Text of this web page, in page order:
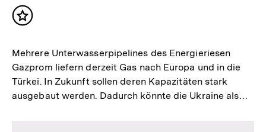
Inhalt
Mehrere Unterwasserpipelines des Energieriesen
Gazprom liefern derzeit Gas nach Europa und in die
Türkei. In Zukunft sollen deren Kapazitäten stark
ausgebaut werden. Dadurch könnte die Ukraine als…